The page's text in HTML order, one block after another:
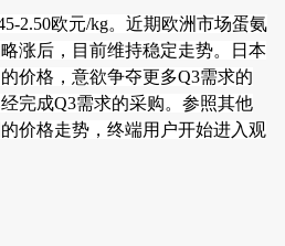
2.50欧元/kg。近期欧洲市场蛋氨
涨后，目前维持稳定走势。日本
价格，意欲争夺更多Q3需求的
完成Q3需求的采购。参照其他
价格走势，终端用户开始进入观